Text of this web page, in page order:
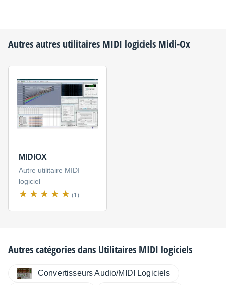
Autres autres utilitaires MIDI logiciels Midi-Ox
MIDIOX
Autre utilitaire MIDI
logiciel
(1)
Autres catégories dans Utilitaires MIDI logiciels
Convertisseurs Audio/MIDI Logiciels